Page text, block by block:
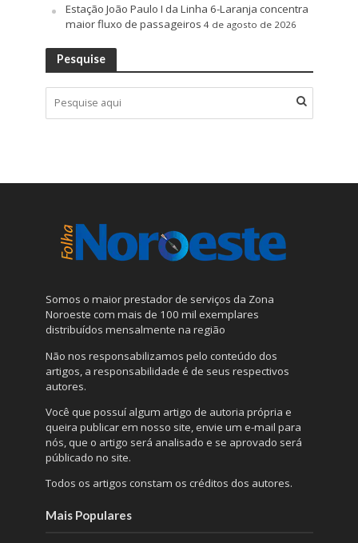
Estação João Paulo I da Linha 6-Laranja concentra
maior fluxo de passageiros 4 de agosto de 2026
Pesquise
Somos o maior prestador de serviços da Zona
Noroeste com mais de 100 mil exemplares
distribuídos mensalmente na região
Não nos responsabilizamos pelo conteúdo dos
artigos, a responsabilidade é de seus respectivos
autores.
Você que possuí algum artigo de autoria própria e
queira publicar em nosso site, envie um e-mail para
nós, que o artigo será analisado e se aprovado será
públicado no site.
Todos os artigos constam os créditos dos autores.
Mais Populares